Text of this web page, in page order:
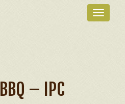
– IPC